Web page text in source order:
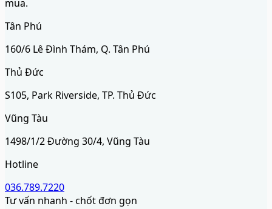
mua.
Tân Phú
160/6 Lê Đình Thám, Q. Tân Phú
Thủ Đức
S105, Park Riverside, TP. Thủ Đức
Vũng Tàu
1498/1/2 Đường 30/4, Vũng Tàu
Hotline
036.789.7220
Tư vấn nhanh - chốt đơn gọn